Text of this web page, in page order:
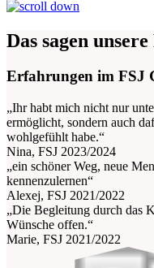
Das sagen
Erfahrungen im FSJ
„Ihr habt mich nicht nur
ermöglicht, sondern auch
wohlgefühlt habe.“
Nina, FSJ 2023/2024
„ein schöner Weg, neue
kennenzulernen“
Alexej, FSJ 2021/2022
„Die Begleitung durch das
Wünsche offen.“
Marie, FSJ 2021/2022